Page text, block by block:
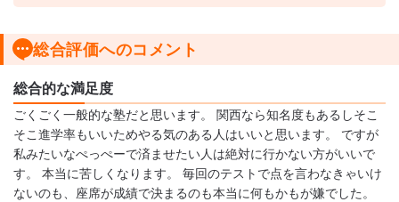
総合評価へのコメント
総合的な満足度
ごくごく一般的な塾だと思います。 関西なら知名度もあるしそこ
そこ進学率もいいためやる気のある人はいいと思います。 ですが
私みたいなぺっぺーで済ませたい人は絶対に行かない方がいいで
す。 本当に苦しくなります。 毎回のテストで点を言わなきゃいけ
ないのも、座席が成績で決まるのも本当に何もかもが嫌でした。